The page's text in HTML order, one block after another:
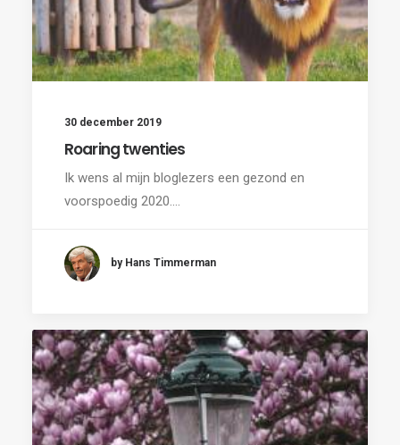
30 december 2019
Roaring twenties
Ik wens al mijn bloglezers een gezond en
voorspoedig 2020.…
by Hans Timmerman